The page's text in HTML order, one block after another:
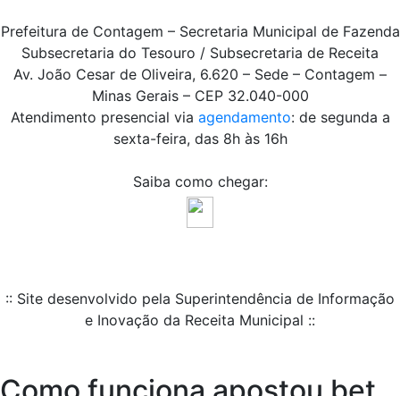
Prefeitura de Contagem – Secretaria Municipal de Fazenda
Subsecretaria do Tesouro / Subsecretaria de Receita
Av. João Cesar de Oliveira, 6.620 – Sede – Contagem –
Minas Gerais – CEP 32.040-000
Atendimento presencial via agendamento: de segunda a
sexta-feira, das 8h às 16h
Saiba como chegar:
:: Site desenvolvido pela Superintendência de Informação
e Inovação da Receita Municipal ::